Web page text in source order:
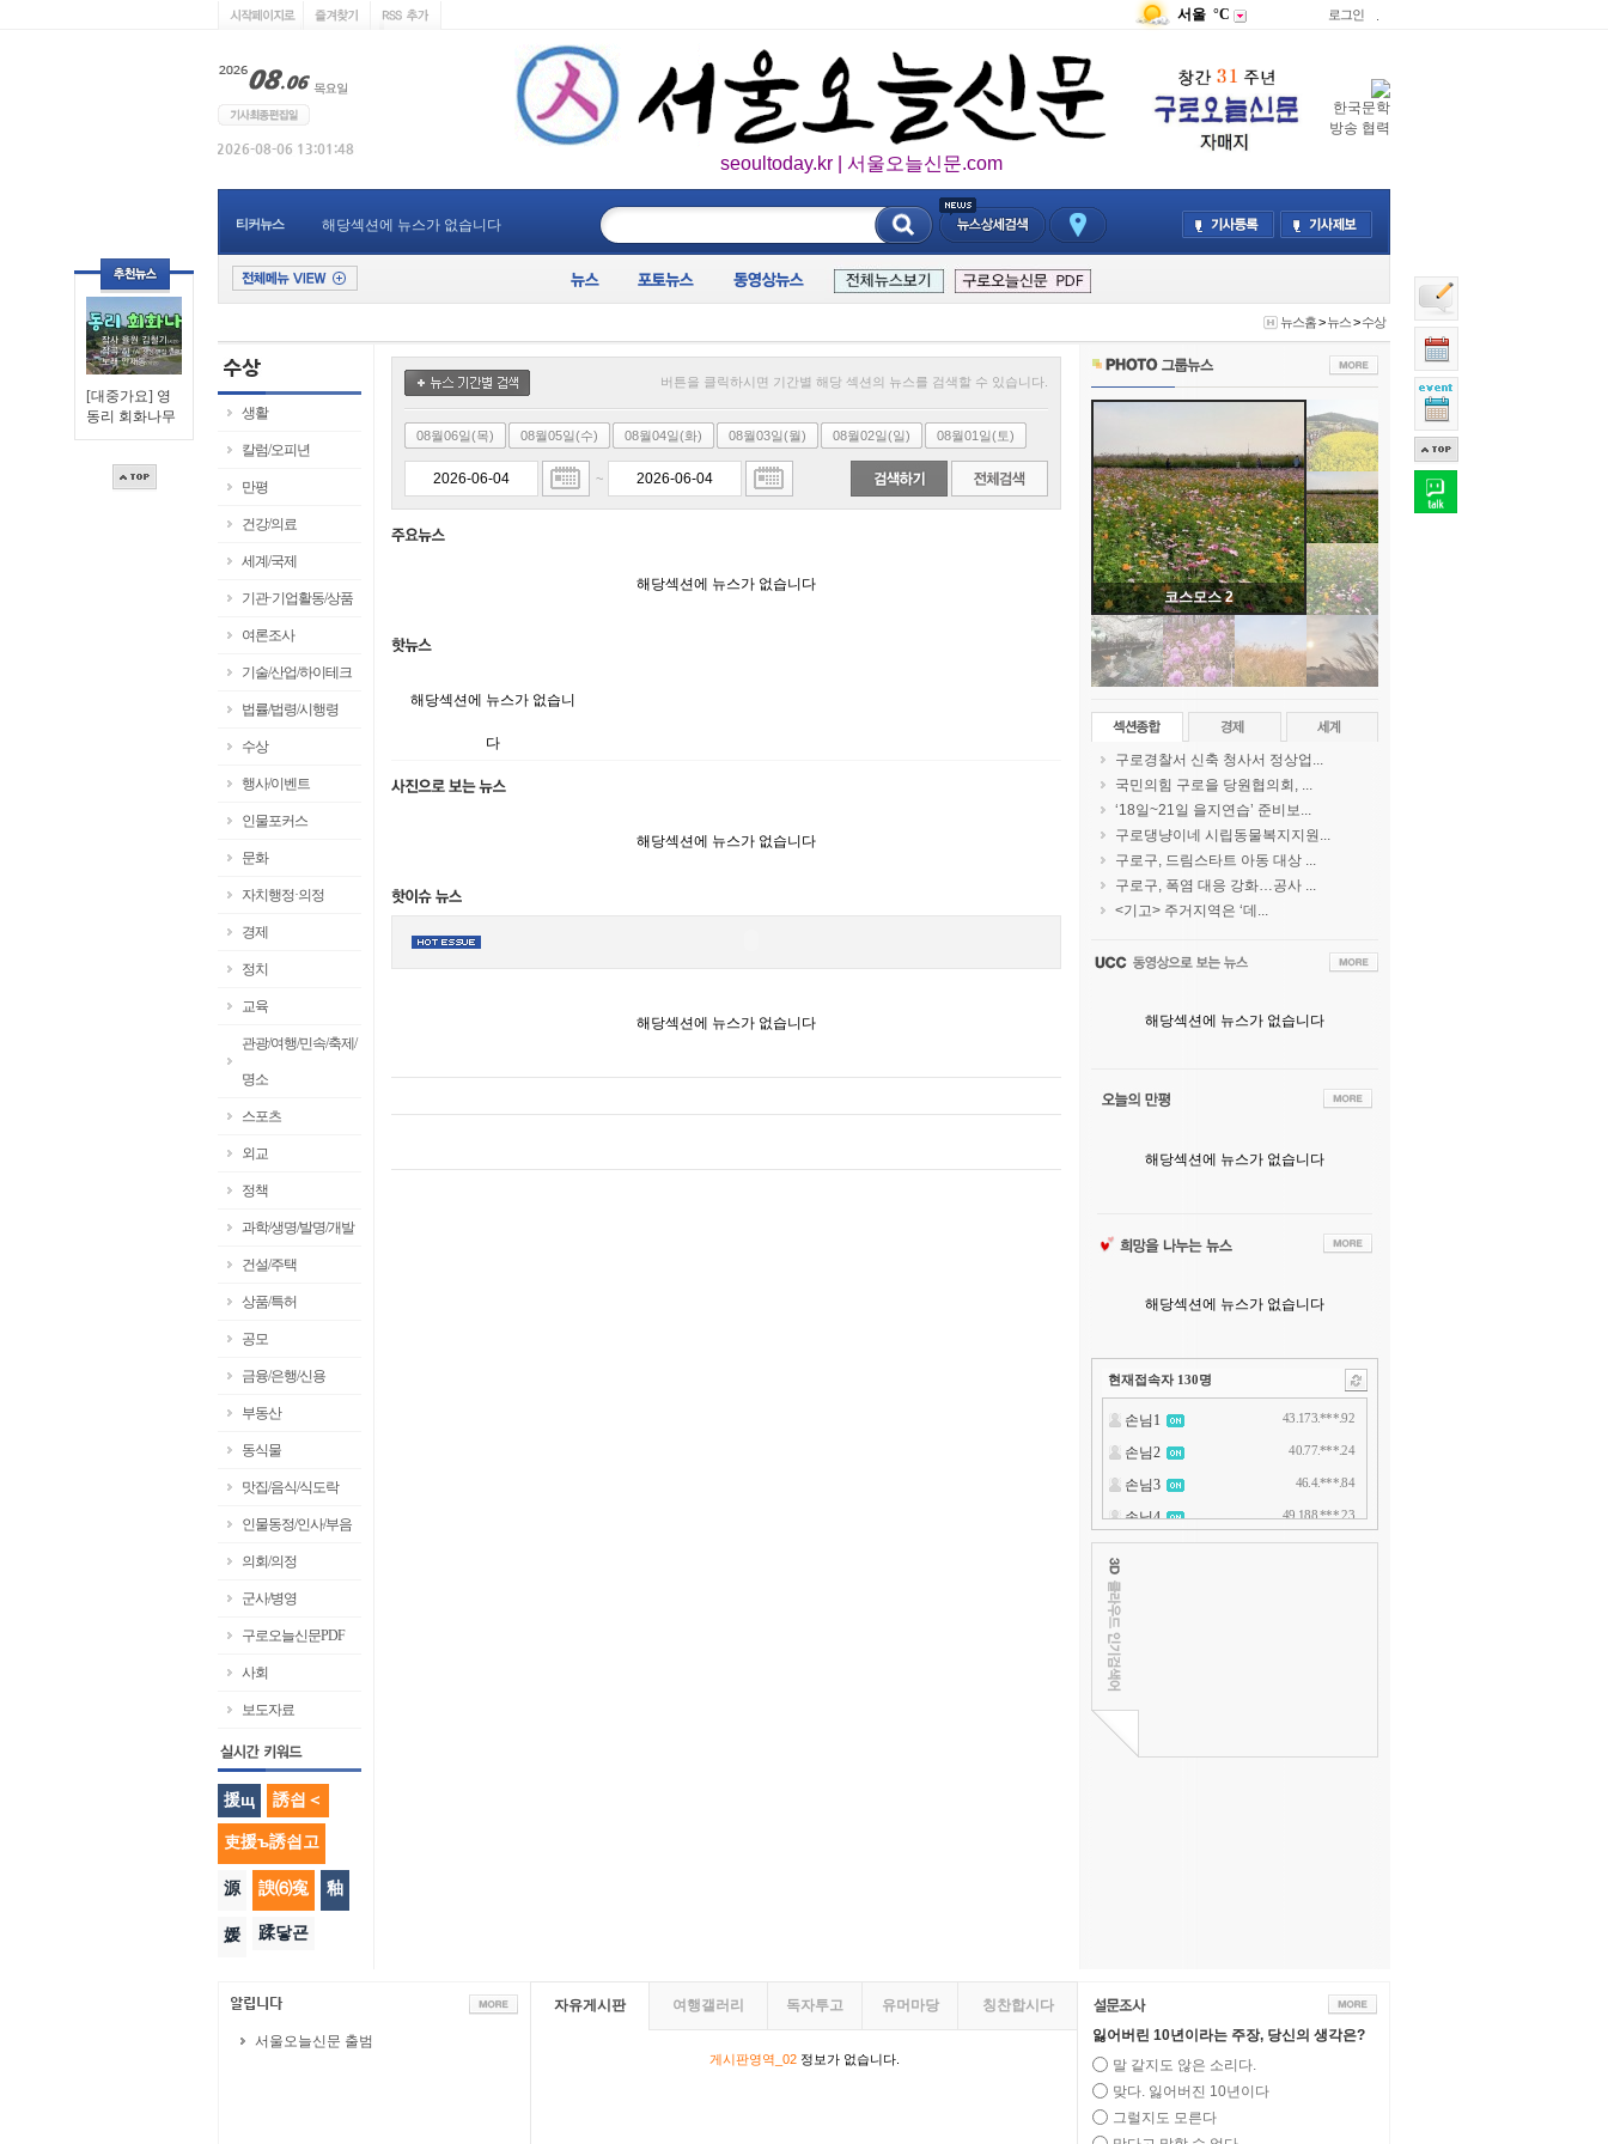
[대중가요] 영
동리 회화나무
서울 °C 로그인
seoultoday.kr | 서울오늘신문.com
한국문학
방송 협력
티커뉴스 해당섹션에 뉴스가 없습니다
뉴스홈>뉴스>수상
생활
칼럼/오피년
만평
건강/의료
세계/국제
기관·기업활동/상품
여론조사
기술/산업/하이테크
법률/법령/시행령
수상
행사/이벤트
인물포커스
문화
자치행정·의정
경제
정치
교육
관광/여행/민속/축제/
명소
스포츠
외교
정책
과학/생명/발명/개발
건설/주택
상품/특허
공모
금융/은행/신용
부동산
동식물
맛집/음식/식도락
인물동정/인사/부음
의회/의정
군사/병영
구로오늘신문PDF
사회
보도자료
援щ 誘쇱＜
吏援ъ誘쇱고
源 諛⑹寃 釉
媛 蹂닿굔
버튼을 클릭하시면 기간별 해당 섹션의 뉴스를 검색할 수 있습니다.
08월06일(목) 08월05일(수) 08월04일(화) 08월03일(월) 08월02일(일) 08월01일(토)
~
해당섹션에 뉴스가 없습니다
해당섹션에 뉴스가 없습니
다
해당섹션에 뉴스가 없습니다
해당섹션에 뉴스가 없습니다
코스모스 2
구로경찰서 신축 청사서 정상업...
국민의힘 구로을 당원협의회, ...
‘18일~21일 을지연습’ 준비보...
구로댕냥이네 시립동물복지지원...
구로구, 드림스타트 아동 대상 ...
구로구, 폭염 대응 강화…공사 ...
<기고> 주거지역은 ‘데...
해당섹션에 뉴스가 없습니다
해당섹션에 뉴스가 없습니다
해당섹션에 뉴스가 없습니다
현재접속자 130명
서울오늘신문 출범
자유게시판 여행갤러리 독자투고 유머마당 칭찬합시다
게시판영역_02정보가 없습니다.
잃어버린 10년이라는 주장, 당신의 생각은?
말 같지도 않은 소리다.
맞다. 잃어버진 10년이다
그럴지도 모른다